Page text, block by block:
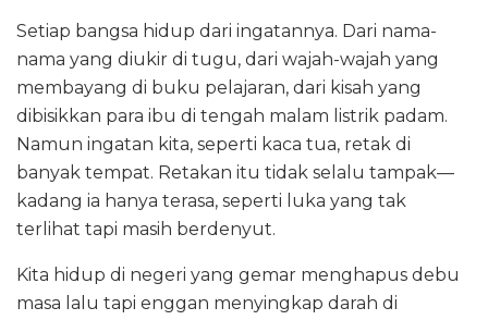
Setiap bangsa hidup dari ingatannya. Dari nama-
nama yang diukir di tugu, dari wajah-wajah yang
membayang di buku pelajaran, dari kisah yang
dibisikkan para ibu di tengah malam listrik padam.
Namun ingatan kita, seperti kaca tua, retak di
banyak tempat. Retakan itu tidak selalu tampak—
kadang ia hanya terasa, seperti luka yang tak
terlihat tapi masih berdenyut.
Kita hidup di negeri yang gemar menghapus debu
masa lalu tapi enggan menyingkap darah di